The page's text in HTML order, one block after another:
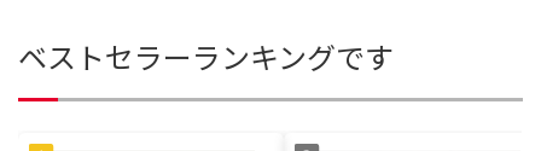
ベストセラーランキングです